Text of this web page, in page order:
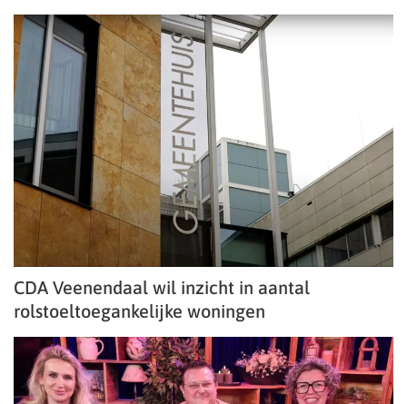
CDA Veenendaal wil inzicht in aantal
rolstoeltoegankelijke woningen